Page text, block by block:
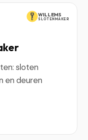
WILLEMS
SLOTENMAKER
sloten
en deuren